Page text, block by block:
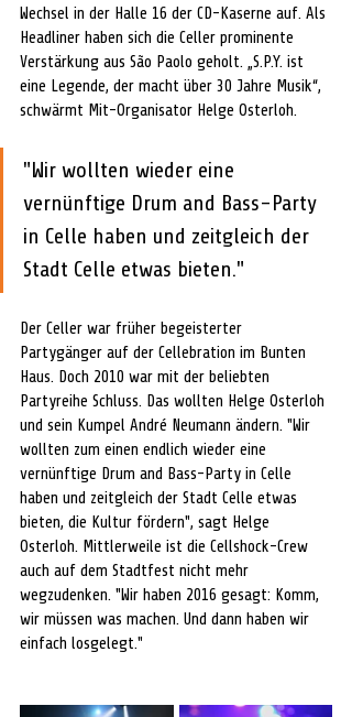
Wechsel in der Halle 16 der CD-Kaserne auf. Als
Headliner haben sich die Celler prominente
Verstärkung aus São Paolo geholt. „S.P.Y. ist
eine Legende, der macht über 30 Jahre Musik“,
schwärmt Mit-Organisator Helge Osterloh.
"Wir wollten wieder eine
vernünftige Drum and Bass-Party
in Celle haben und zeitgleich der
Stadt Celle etwas bieten."
Der Celler war früher begeisterter
Partygänger auf der Cellebration im Bunten
Haus. Doch 2010 war mit der beliebten
Partyreihe Schluss. Das wollten Helge Osterloh
und sein Kumpel André Neumann ändern. "Wir
wollten zum einen endlich wieder eine
vernünftige Drum and Bass-Party in Celle
haben und zeitgleich der Stadt Celle etwas
bieten, die Kultur fördern", sagt Helge
Osterloh. Mittlerweile ist die Cellshock-Crew
auch auf dem Stadtfest nicht mehr
wegzudenken. "Wir haben 2016 gesagt: Komm,
wir müssen was machen. Und dann haben wir
einfach losgelegt."